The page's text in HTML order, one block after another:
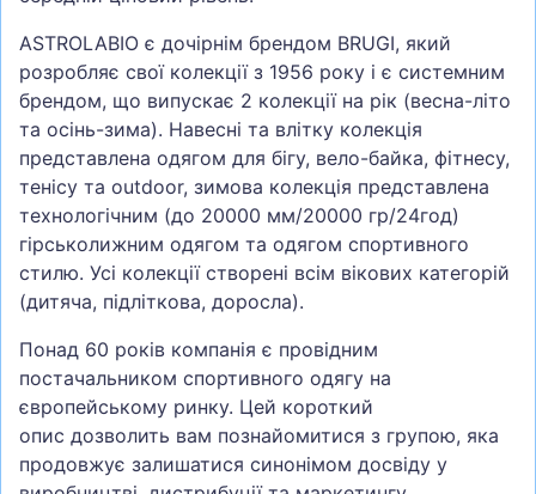
ASTROLABIO є дочірнім брендом BRUGI, який
розробляє свої колекції з 1956 року і є системним
брендом, що випускає 2 колекції на рік (весна-літо
та осінь-зима). Навесні та влітку колекція
представлена одягом для бігу, вело-байка, фітнесу,
тенісу та outdoor, зимова колекція представлена
технологічним (до 20000 мм/20000 гр/24год)
гірськолижним одягом та одягом спортивного
стилю. Усі колекції створені всім вікових категорій
(дитяча, підліткова, доросла).
Понад 60 років компанія є провідним
постачальником спортивного одягу на
європейському ринку. Цей короткий
опис дозволить вам познайомитися з групою, яка
продовжує залишатися синонімом досвіду у